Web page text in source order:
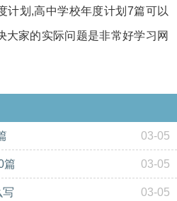
计划,高中学校年度计划7篇可以
大家的实际问题是非常好学习网
03-05
篇 03-05
写 03-05